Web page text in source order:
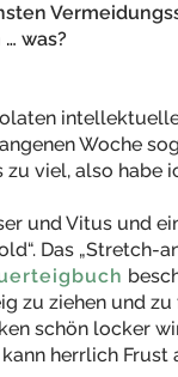
was?
Woche
zu viel, also habe
und Vitus und
Das „Stretch-
zu ziehen und
schön locker
herrlich Frust